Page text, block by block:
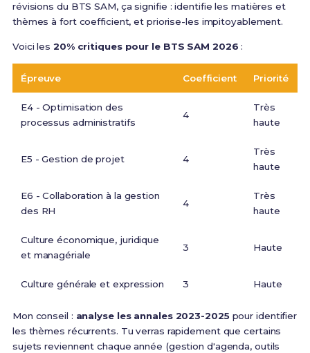
révisions du BTS SAM, ça signifie : identifie les matières et
thèmes à fort coefficient, et priorise-les impitoyablement.
Voici les 20% critiques pour le BTS SAM 2026 :
Épreuve Coefficient Priorité
E4 - Optimisation des
processus administratifs
4
Très
haute
E5 - Gestion de projet 4
Très
haute
E6 - Collaboration à la gestion
des RH
4
Très
haute
Culture économique, juridique
et managériale
3 Haute
Culture générale et expression 3 Haute
Mon conseil : analyse les annales 2023-2025 pour identifier
les thèmes récurrents. Tu verras rapidement que certains
sujets reviennent chaque année (gestion d'agenda, outils